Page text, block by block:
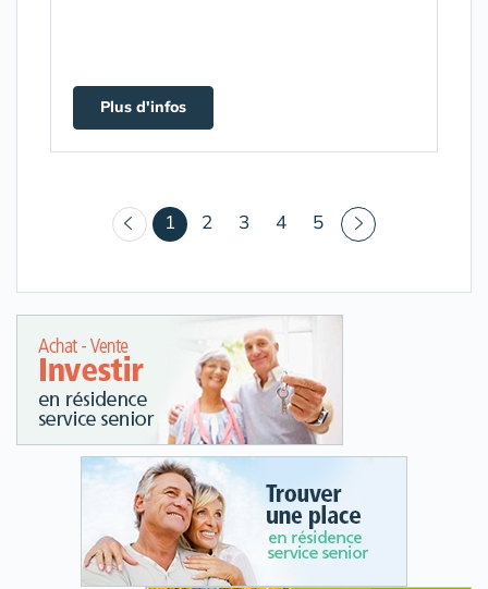
Plus d'infos
1 (courant)
2 3 4 5